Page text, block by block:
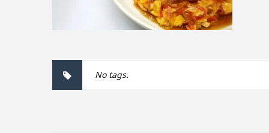
No tags.